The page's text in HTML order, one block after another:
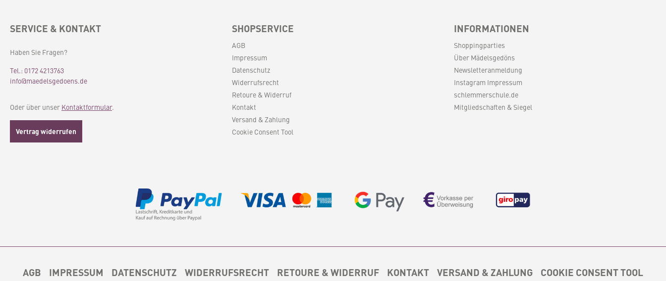
SERVICE & KONTAKT
Haben Sie Fragen?
Tel.: 0172 4213763
info@maedelsgedoens.de
Oder über unser Kontaktformular.
Vertrag widerrufen
SHOPSERVICE
AGB
Impressum
Datenschutz
Widerrufsrecht
Retoure & Widerruf
Kontakt
Versand & Zahlung
Cookie Consent Tool
INFORMATIONEN
Shoppingparties
Über Mädelsgedöns
Newsletteranmeldung
Instagram Impressum
schlemmerschule.de
Mitgliedschaften & Siegel
AGB IMPRESSUM DATENSCHUTZ WIDERRUFSRECHT RETOURE & WIDERRUF KONTAKT VERSAND & ZAHLUNG COOKIE CONSENT TOOL